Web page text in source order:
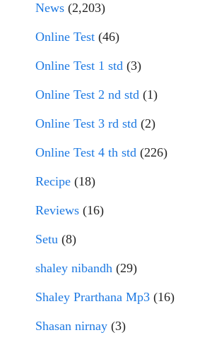
News (2,203)
Online Test (46)
Online Test 1 std (3)
Online Test 2 nd std (1)
Online Test 3 rd std (2)
Online Test 4 th std (226)
Recipe (18)
Reviews (16)
Setu (8)
shaley nibandh (29)
Shaley Prarthana Mp3 (16)
Shasan nirnay (3)